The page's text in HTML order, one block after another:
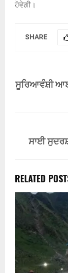
ਹੋਵੇਗੀ।
SHARE
ਸੂਰਿਆਵੰਸ਼ੀ
ਸਾਈ
RELATED